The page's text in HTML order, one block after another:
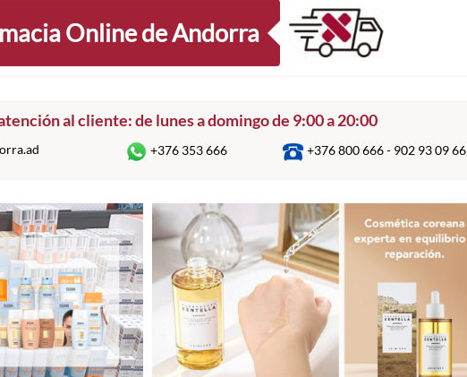
Online de Andorra
al cliente: de lunes a domingo de 9:00 a 20:00
+376 353 666 +376 800 666 - 902 93 09 66